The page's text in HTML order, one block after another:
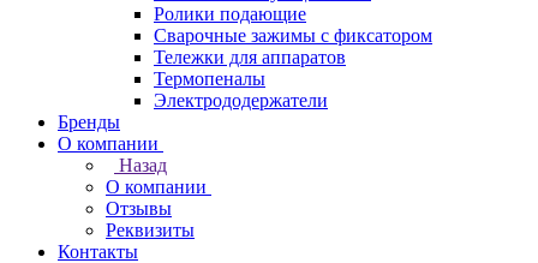
Ролики подающие
Сварочные зажимы с фиксатором
Тележки для аппаратов
Термопеналы
Электрододержатели
Бренды
О компании
Назад
О компании
Отзывы
Реквизиты
Контакты